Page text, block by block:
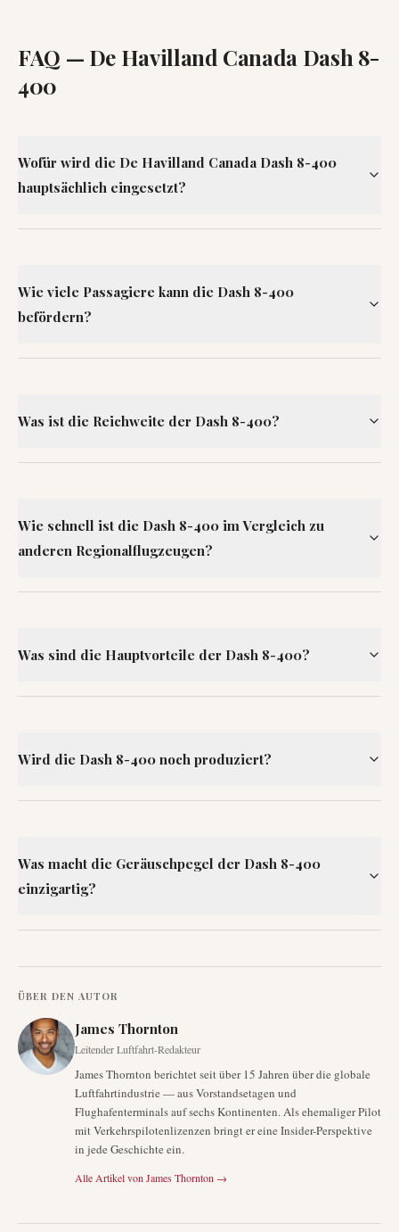
FAQ — De Havilland Canada Dash 8-
400
Wofür wird die De Havilland Canada Dash 8-400
hauptsächlich eingesetzt?
Wie viele Passagiere kann die Dash 8-400
befördern?
Was ist die Reichweite der Dash 8-400?
Wie schnell ist die Dash 8-400 im Vergleich zu
anderen Regionalflugzeugen?
Was sind die Hauptvorteile der Dash 8-400?
Wird die Dash 8-400 noch produziert?
Was macht die Geräuschpegel der Dash 8-400
einzigartig?
ÜBER DEN AUTOR
James Thornton
Leitender Luftfahrt-Redakteur
James Thornton berichtet seit über 15 Jahren über die globale
Luftfahrtindustrie — aus Vorstandsetagen und
Flughafenterminals auf sechs Kontinenten. Als ehemaliger Pilot
mit Verkehrspilotenlizenzen bringt er eine Insider-Perspektive
in jede Geschichte ein.
Alle Artikel von James Thornton →